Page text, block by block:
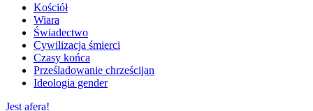
Kościół
Wiara
Świadectwo
Cywilizacja śmierci
Czasy końca
Prześladowanie chrześcijan
Ideologia gender
Jest afera!